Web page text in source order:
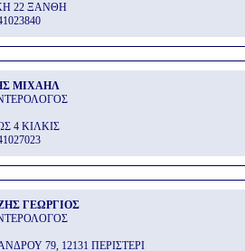
22 ΞΑΝΘΗ
ΜΙΧΑΗΛ
4 ΚΙΛΚΙΣ
ΓΕΩΡΓΙΟΣ
79, 12131 ΠΕΡΙΣΤΕΡΙ